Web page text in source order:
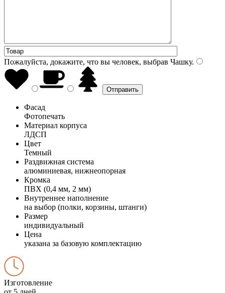
Пожалуйста, докажите, что вы человек, выбрав Чашку.
Фасад
Фотопечать
Материал корпуса
ЛДСП
Цвет
Темный
Раздвижная система
алюминиевая, нижнеопорная
Кромка
ПВХ (0,4 мм, 2 мм)
Внутреннее наполнение
на выбор (полки, корзины, штанги)
Размер
индивидуальный
Цена
указана за базовую комплектацию
Изготовление